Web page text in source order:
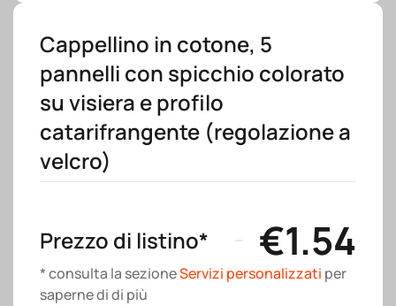
Cappellino in cotone, 5
pannelli con spicchio colorato
su visiera e profilo
catarifrangente (regolazione a
velcro)
Prezzo di listino* €1.54
* consulta la sezioneServizi personalizzati per
saperne di di più